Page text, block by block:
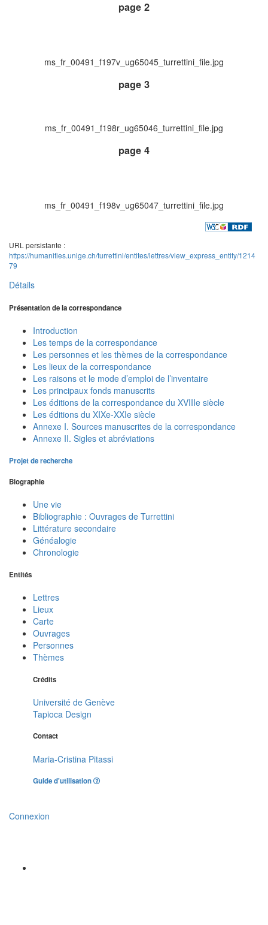
page 2
ms_fr_00491_f197v_ug65045_turrettini_file.jpg
page 3
ms_fr_00491_f198r_ug65046_turrettini_file.jpg
page 4
ms_fr_00491_f198v_ug65047_turrettini_file.jpg
URL persistante :
https://humanities.unige.ch/turrettini/entites/lettres/view_express_entity/1214
79
Détails
Présentation de la correspondance
Introduction
Les temps de la correspondance
Les personnes et les thèmes de la correspondance
Les lieux de la correspondance
Les raisons et le mode d’emploi de l’inventaire
Les principaux fonds manuscrits
Les éditions de la correspondance du XVIIIe siècle
Les éditions du XIXe-XXIe siècle
Annexe I. Sources manuscrites de la correspondance
Annexe II. Sigles et abréviations
Projet de recherche
Biographie
Une vie
Bibliographie : Ouvrages de Turrettini
Littérature secondaire
Généalogie
Chronologie
Entités
Lettres
Lieux
Carte
Ouvrages
Personnes
Thèmes
Crédits
Université de Genève
Tapioca Design
Contact
Maria-Cristina Pitassi
Guide d'utilisation
Connexion